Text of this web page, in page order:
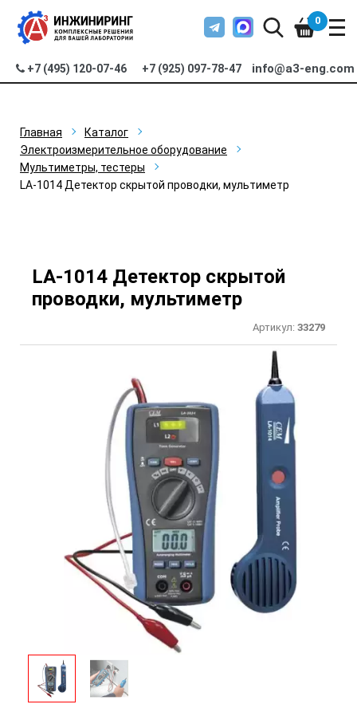
+7 (495) 120-07-46 +7 (925) 097-78-47 info@a3-eng.com
0
Главная
Каталог
Электроизмерительное оборудование
Мультиметры, тестеры
LA-1014 Детектор скрытой проводки, мультиметр
LA-1014 Детектор скрытой
проводки, мультиметр
Артикул: 33279